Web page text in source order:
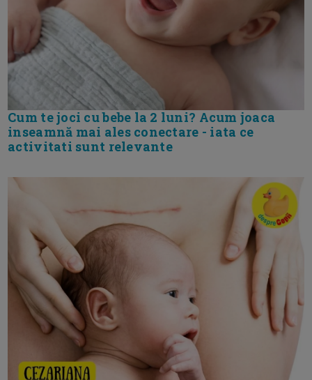
Cum te joci cu bebe la 2 luni? Acum joaca
inseamnă mai ales conectare - iata ce
activitati sunt relevante